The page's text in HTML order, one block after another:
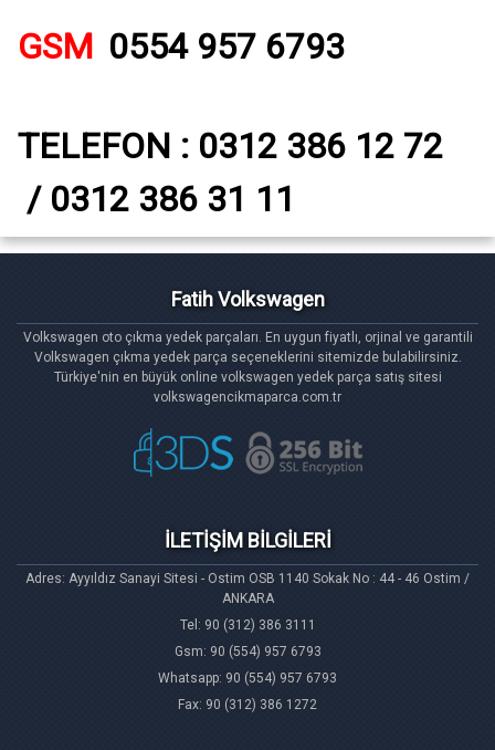
GSM 0554 957 6793
TELEFON : 0312 386 12 72
/ 0312 386 31 11
Fatih Volkswagen
Volkswagen oto çıkma yedek parçaları. En uygun fiyatlı, orjinal ve garantili
Volkswagen çıkma yedek parça seçeneklerini sitemizde bulabilirsiniz.
Türkiye'nin en büyük online volkswagen yedek parça satış sitesi
volkswagencikmaparca.com.tr
İLETİŞİM BİLGİLERİ
Adres: Ayyıldız Sanayi Sitesi - Ostim OSB 1140 Sokak No : 44 - 46 Ostim /
ANKARA
Tel: 90 (312) 386 3111
Gsm: 90 (554) 957 6793
Whatsapp: 90 (554) 957 6793
Fax: 90 (312) 386 1272